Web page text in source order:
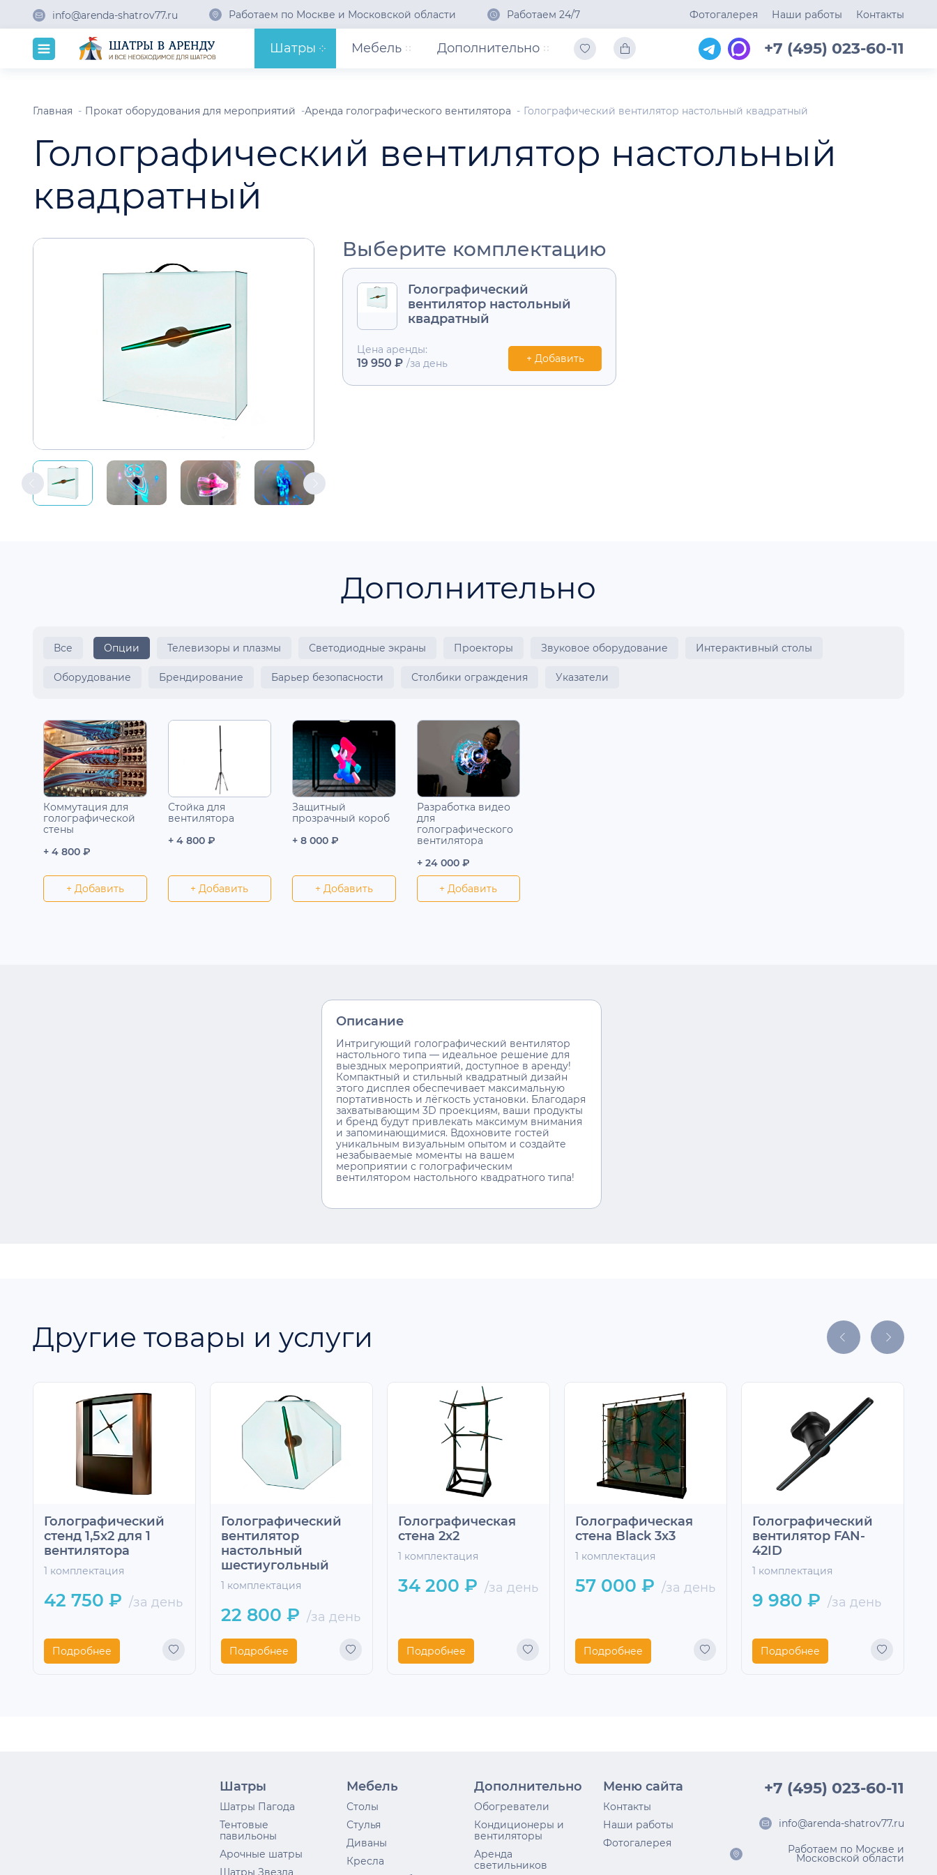
info@arenda-shatrov77.ru Работаем по Москве и Московской области Работаем 24/7 Фотогалерея Наши работы Контакты
Шатры Мебель Дополнительно +7 (495) 023-60-11
Главная Прокат оборудования для мероприятий Аренда голографического вентилятора Голографический вентилятор настольный квадратный
Голографический вентилятор настольный
квадратный
Выберите комплектацию
Голографический
вентилятор настольный
квадратный
Цена аренды:
19 950 ₽ /за день + Добавить
Дополнительно
Все Опции Телевизоры и плазмы Светодиодные экраны Проекторы Звуковое оборудование Интерактивный столы
Оборудование Брендирование Барьер безопасности Столбики ограждения Указатели
Коммутация для
голографической
стены
+ 4 800 ₽
+ Добавить
Стойка для
вентилятора
+ 4 800 ₽
+ Добавить
Защитный
прозрачный короб
+ 8 000 ₽
+ Добавить
Разработка видео
для
голографического
вентилятора
+ 24 000 ₽
+ Добавить
Описание
Интригующий голографический вентилятор
настольного типа — идеальное решение для
выездных мероприятий, доступное в аренду!
Компактный и стильный квадратный дизайн
этого дисплея обеспечивает максимальную
портативность и лёгкость установки. Благодаря
захватывающим 3D проекциям, ваши продукты
и бренд будут привлекать максимум внимания
и запоминающимися. Вдохновите гостей
уникальным визуальным опытом и создайте
незабываемые моменты на вашем
мероприятии с голографическим
вентилятором настольного квадратного типа!
Другие товары и услуги
Голографический
стенд 1,5х2 для 1
вентилятора
1 комплектация
42 750 ₽ /за день
Подробнее
Голографический
вентилятор
настольный
шестиугольный
1 комплектация
22 800 ₽ /за день
Подробнее
Голографическая
стена 2х2
1 комплектация
34 200 ₽ /за день
Подробнее
Голографическая
стена Black 3х3
1 комплектация
57 000 ₽ /за день
Подробнее
Голографический
вентилятор FAN-
42ID
1 комплектация
9 980 ₽ /за день
Подробнее
Шатры
Шатры Пагода
Тентовые
павильоны
Арочные шатры
Шатры Звезда
Мебель
Столы
Стулья
Диваны
Кресла
Дополнительно
Обогреватели
Кондиционеры и
вентиляторы
Аренда
светильников
Меню сайта
Контакты
Наши работы
Фотогалерея
+7 (495) 023-60-11
info@arenda-shatrov77.ru
Работаем по Москве и
Московской области